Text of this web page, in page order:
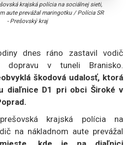
krajská polícia na sociálnej sieti,
aute prevážal maringotku/Polícia SR
- Prešovský kraj
dnes ráno zastavil vodič
dopravu v tuneli Branisko.
škodová udalosť, ktorá
diaľnice D1 pri obci Široké v
krajská polícia na
na nákladnom aute prevážal